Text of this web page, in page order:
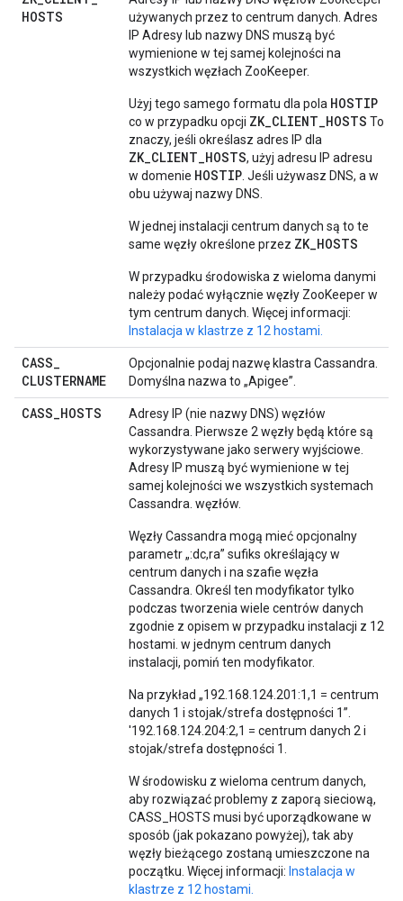
HOSTS
używanych przez to centrum danych. Adres
IP Adresy lub nazwy DNS muszą być
wymienione w tej samej kolejności na
wszystkich węzłach ZooKeeper.
Użyj tego samego formatu dla pola HOSTIP
co w przypadku opcji ZK_CLIENT_HOSTS To
znaczy, jeśli określasz adres IP dla
ZK_CLIENT_HOSTS, użyj adresu IP adresu
w domenie HOSTIP . Jeśli używasz DNS, a w
obu używaj nazwy DNS.
W jednej instalacji centrum danych są to te
same węzły określone przez ZK_HOSTS
W przypadku środowiska z wieloma danymi
należy podać wyłącznie węzły ZooKeeper w
tym centrum danych. Więcej informacji:
Instalacja w klastrze z 12 hostami.
CASS_
CLUSTERNAME
Opcjonalnie podaj nazwę klastra Cassandra.
Domyślna nazwa to „Apigee”.
CASS_HOSTS
Adresy IP (nie nazwy DNS) węzłów
Cassandra. Pierwsze 2 węzły będą które są
wykorzystywane jako serwery wyjściowe.
Adresy IP muszą być wymienione w tej
samej kolejności we wszystkich systemach
Cassandra. węzłów.
Węzły Cassandra mogą mieć opcjonalny
parametr „:dc,ra” sufiks określający w
centrum danych i na szafie węzła
Cassandra. Określ ten modyfikator tylko
podczas tworzenia wiele centrów danych
zgodnie z opisem w przypadku instalacji z 12
hostami. w jednym centrum danych
instalacji, pomiń ten modyfikator.
Na przykład „192.168.124.201:1,1 = centrum
danych 1 i stojak/strefa dostępności 1”.
'192.168.124.204:2,1 = centrum danych 2 i
stojak/strefa dostępności 1.
W środowisku z wieloma centrum danych,
aby rozwiązać problemy z zaporą sieciową,
CASS_HOSTS musi być uporządkowane w
sposób (jak pokazano powyżej), tak aby
węzły bieżącego zostaną umieszczone na
początku. Więcej informacji: Instalacja w
klastrze z 12 hostami.